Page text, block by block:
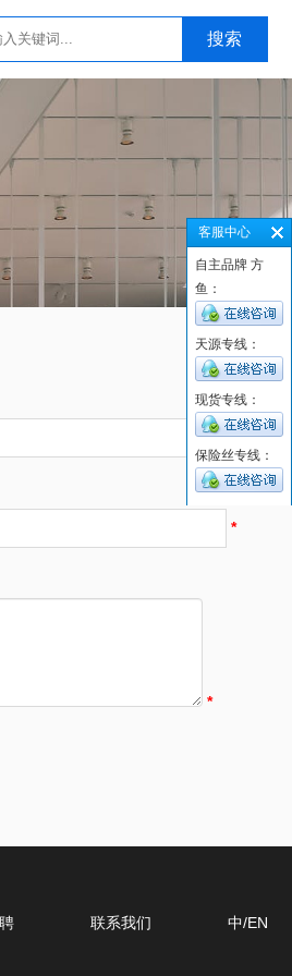
搜索
*
*
*
联系我们 中/EN
客服中心
自主品牌 方
鱼：
天源专线：
现货专线：
保险丝专线：